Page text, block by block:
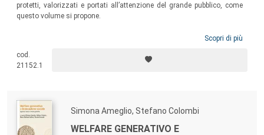
protetti, valorizzati e portati all’attenzione del grande pubblico, come
questo volume si propone.
Scopri di più
cod.
21152.1
Simona Ameglio, Stefano Colombi
WELFARE GENERATIVO E